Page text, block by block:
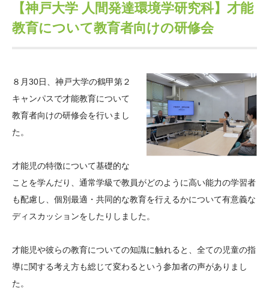
沿革 40年史デジタルブック
中谷財団40年史
役員・評議員 公開情報
年報一覧 中谷財団レポート
神戸賞 長期大型研究助成
大学院生奨学金
国際学生交流プログラ
科学教育振興助成・
ログラム助成
その他情報
アクセス よくあるご質問
サイトマップ 中谷財団アーカイブ
日本語 English マイページ
【神戸大学 人間発達環境学研究科】才能
教育について教育者向けの研修会
８月30日、神戸大学の鶴甲第２
キャンパスで才能教育について
教育者向けの研修会を行いまし
た。
才能児の特徴について基礎的な
ことを学んだり、通常学級で教員がどのように高い能力の学習者
も配慮し、個別最適・共同的な教育を行えるかについて有意義な
ディスカッションをしたりしました。
才能児や彼らの教育についての知識に触れると、全ての児童の指
導に関する考え方も総じて変わるという参加者の声がありまし
た。